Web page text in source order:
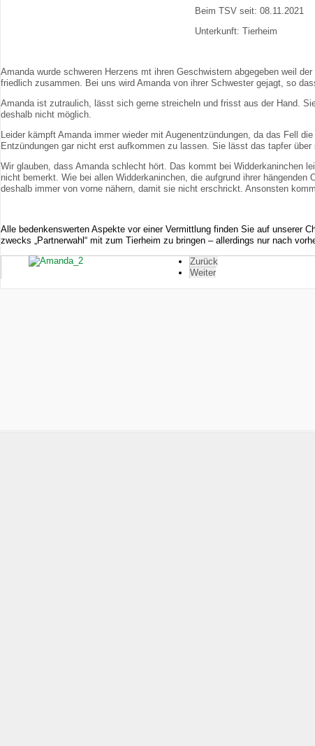
Beim TSV seit: 08.11.2021
Unterkunft: Tierheim
Amanda wurde schweren Herzens mt ihren Geschwistern abgegeben weil
friedlich zusammen. Bei uns wird Amanda von ihrer Schwester gejagt, so
Amanda ist zutraulich, lässt sich gerne streicheln und frisst aus der Hand.
deshalb nicht möglich.
Leider kämpft Amanda immer wieder mit Augenentzündungen, da das Fell
Entzündungen gar nicht erst aufkommen zu lassen. Sie lässt das tapfer über
Wir glauben, dass Amanda schlecht hört. Das kommt bei Widderkaninchen
nicht bemerkt. Wie bei allen Widderkaninchen, die aufgrund ihrer
deshalb immer von vorne nähern, damit sie nicht erschrickt. Ansonsten
Alle bedenkenswerten Aspekte vor einer Vermittlung finden Sie auf unserer
zwecks „Partnerwahl“ mit zum Tierheim zu bringen – allerdings nur nach
Zurück
Weiter